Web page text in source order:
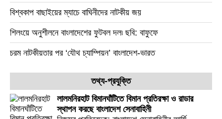
বিশ্বকাপ বাছাইয়ের ম্যাচে বাঘিনীদের নাটকীয় জয়
শিলংয়ে অনুশীলনে বাংলাদেশের ফুটবল দল৷ ছবি: বাফুফে
চরম নাটকীয়তার পর ‘যৌথ চ্যাম্পিয়ন’ বাংলাদেশ-ভারত
তথ্য-প্রযুক্তি
লালমনিরহাট বিমানঘাঁটিতে বিমান প্রতিরক্ষা ও রাডার
স্থাপন করছে বাংলাদেশ সেনাবাহিনী